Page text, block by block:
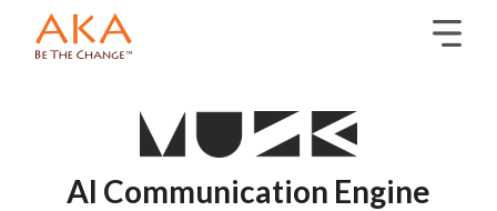
AI Communication Engine